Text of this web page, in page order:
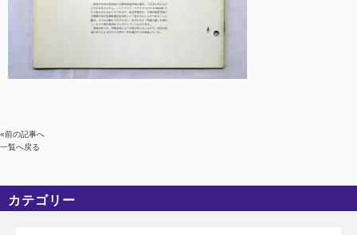
«前の記事へ
一覧へ戻る
カテゴリー